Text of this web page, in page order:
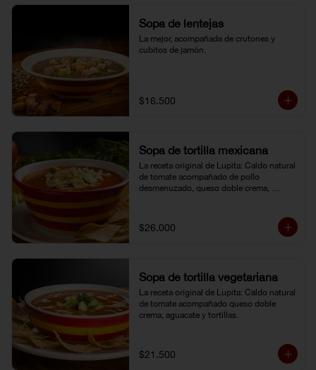
Sopa de lentejas
La mejor, acompañada de crutones y
cubitos de jamón.
$16.500
Sopa de tortilla mexicana
La receta original de Lupita: Caldo natural
de tomate acompañado de pollo
desmenuzado, queso doble crema,
$26.000
Sopa de tortilla vegetariana
La receta original de Lupita: Caldo natural
de tomate acompañado queso doble
crema, aguacate y tortillas.
$21.500